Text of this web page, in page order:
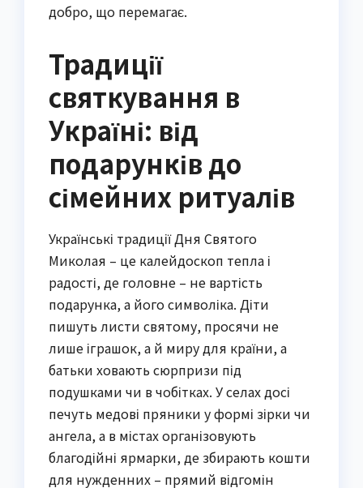
добро, що перемагає.
Традиції
святкування в
Україні: від
подарунків до
сімейних ритуалів
Українські традиції Дня Святого
Миколая – це калейдоскоп тепла і
радості, де головне – не вартість
подарунка, а його символіка. Діти
пишуть листи святому, просячи не
лише іграшок, а й миру для країни, а
батьки ховають сюрпризи під
подушками чи в чобітках. У селах досі
печуть медові пряники у формі зірки чи
ангела, а в містах організовують
благодійні ярмарки, де збирають кошти
для нужденних – прямий відгомін